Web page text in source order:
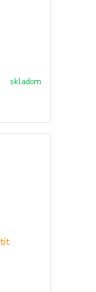
skladom